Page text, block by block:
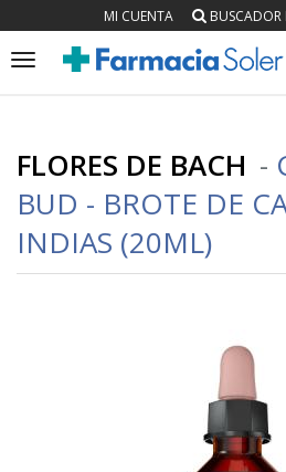
MI CUENTA BUSCADOR
Toggle
FLORES DE BACH -
BUD - BROTE DE
INDIAS (20ML)